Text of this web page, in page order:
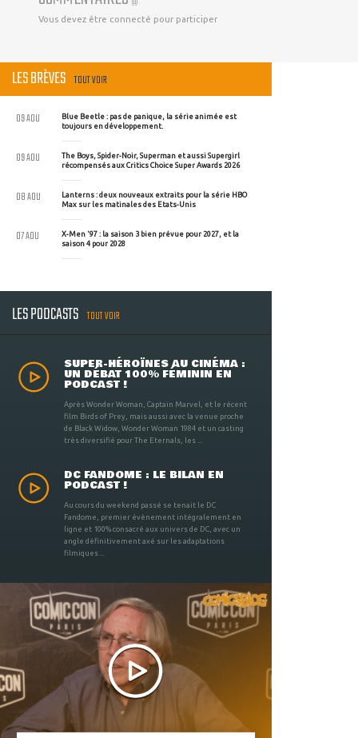
Vous devez être connecté pour participer
LES BRÈVES TOUT VOIR
Blue Beetle : pas de panique, la série animée est
toujours en développement.
09 AOU
The Boys, Spider-Noir, Superman et aussi Supergirl
récompensés aux Critics Choice Super Awards 2026
09 AOU
Lanterns : deux nouveaux extraits pour la série HBO
Max sur les matinales des Etats-Unis
08 AOU
X-Men '97 : la saison 3 bien prévue pour 2027, et la
saison 4 pour 2028
07 AOU
LES PODCASTS TOUT VOIR
SUPER-HÉROÏNES AU CINÉMA :
UN DÉBAT 100% FÉMININ EN
PODCAST !
Après Wonder Woman, Captain Marvel, et le récent
film Birds of Prey, mais aussi avec la venue proche
de Black Widow, Wonder Woman 1984 et un casting
très diversifié pour The Eternals, les ...
DC FANDOME : LE BILAN EN
PODCAST !
Au cours du weekend passé se tenait le DC
Fandome, premier évènement intégralement en
ligne et 100% consacré aux univers de DC, avec un
angle définitivement axé sur les adaptations
filmiques ...